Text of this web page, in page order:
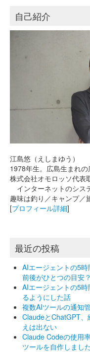
自己紹介
江島悠（えしまゆう）
1978年生。広島生まれの
株式会社オモロッソ代表
インターネットのシス
趣味は釣り／キャンプ／
[プロフィール詳細]
最近の投稿
AIエージェントの5
前後がひとつの目安？
AIエージェントの5
るようにした話
複数AIツールの通知
ClaudeとChatGPT
えは出ない
Claude Codeの使用
ツールを自作しまし